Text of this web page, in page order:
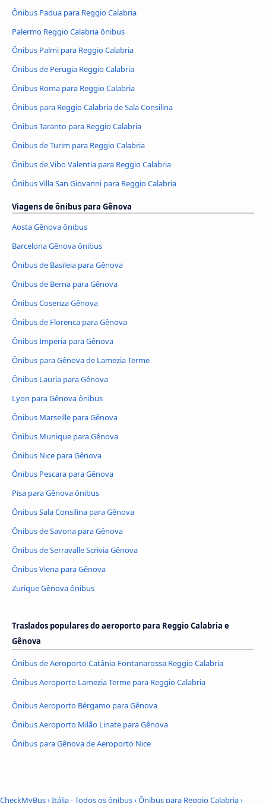
Ônibus Padua para Reggio Calabria
Palermo Reggio Calabria ônibus
Ônibus Palmi para Reggio Calabria
Ônibus de Perugia Reggio Calabria
Ônibus Roma para Reggio Calabria
Ônibus para Reggio Calabria de Sala Consilina
Ônibus Taranto para Reggio Calabria
Ônibus de Turim para Reggio Calabria
Ônibus de Vibo Valentia para Reggio Calabria
Ônibus Villa San Giovanni para Reggio Calabria
Viagens de ônibus para Gênova
Aosta Gênova ônibus
Barcelona Gênova ônibus
Ônibus de Basileia para Gênova
Ônibus de Berna para Gênova
Ônibus Cosenza Gênova
Ônibus de Florenca para Gênova
Ônibus Imperia para Gênova
Ônibus para Gênova de Lamezia Terme
Ônibus Lauria para Gênova
Lyon para Gênova ônibus
Ônibus Marseille para Gênova
Ônibus Munique para Gênova
Ônibus Nice para Gênova
Ônibus Pescara para Gênova
Pisa para Gênova ônibus
Ônibus Sala Consilina para Gênova
Ônibus de Savona para Gênova
Ônibus de Serravalle Scrivia Gênova
Ônibus Viena para Gênova
Zurique Gênova ônibus
Traslados populares do aeroporto para Reggio Calabria e
Gênova
Ônibus de Aeroporto Catânia-Fontanarossa Reggio Calabria
Ônibus Aeroporto Lamezia Terme para Reggio Calabria
Ônibus Aeroporto Bérgamo para Gênova
Ônibus Aeroporto Milão Linate para Gênova
Ônibus para Gênova de Aeroporto Nice
CheckMyBus›Itália - Todos os ônibus›Ônibus para Reggio Calabria›